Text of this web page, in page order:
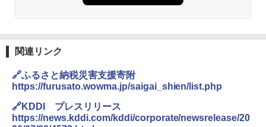
関連リンク
🔗ふるさと納税災害支援寄附
https://furusato.wowma.jp/saigai_shien/list.php
🔗KDDI プレスリリース
https://news.kddi.com/kddi/corporate/newsrelease/20